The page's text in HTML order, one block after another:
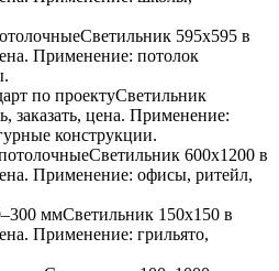
Светильник 595x595 в
Применение: потолок
.
по проектуСветильник
заказать, цена. Применение:
конструкции.
Светильник 600x1200 в
Применение: офисы, ритейл,
ммСветильник 150x150 в
Применение: грильято,